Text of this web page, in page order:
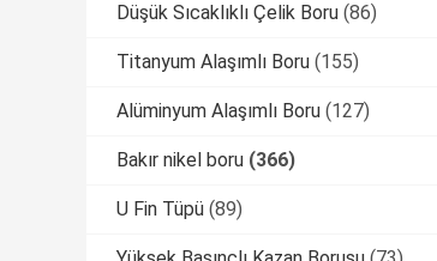
Düşük Sıcaklıklı Çelik Boru (86)
Titanyum Alaşımlı Boru (155)
Alüminyum Alaşımlı Boru (127)
Bakır nikel boru (366)
U Fin Tüpü (89)